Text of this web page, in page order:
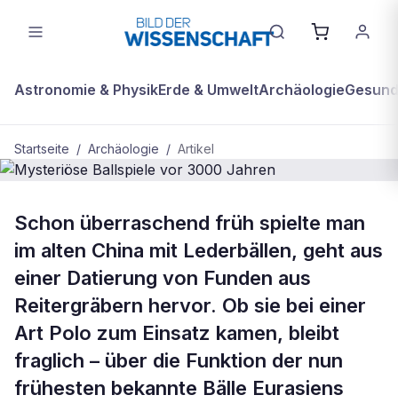
Astronomie & PhysikErde & UmweltArchäologie
Startseite / Archäologie / Artikel
Mysteriöse Ballspiele vor 3000
Jahren
Schon überraschend früh spielte man
im alten China mit Lederbällen, geht aus
einer Datierung von Funden aus
Reitergräbern hervor. Ob sie bei einer
Art Polo zum Einsatz kamen, bleibt
fraglich – über die Funktion der nun
frühesten bekannte Bälle Eurasiens